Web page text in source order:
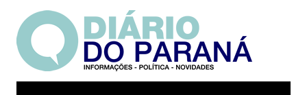
para
conteúdo